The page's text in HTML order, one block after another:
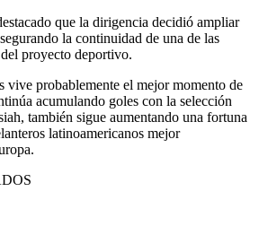
que la dirigencia decidió ampliar
la continuidad de una de las
proyecto deportivo.
vive probablemente el mejor momento de
acumulando goles con la selección
también sigue aumentando una fortuna
latinoamericanos mejor